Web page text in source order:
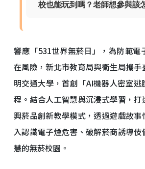
校也能玩到嗎？老師想參與該
響應「531世界無菸日」，為防範電
在風險，新北市教育局與衛生局攜
明交通大學，首創「AI機器人密室
程。結合人工智慧與沉浸式學習，
興菸品創新教學模式，透過遊戲故事
入認識電子煙危害、破解菸商誘導伎
慧的無菸校園。